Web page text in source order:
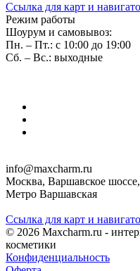
Ссылка для карт и
Режим работы
Шоурум и самовывоз:
Пн. – Пт.: с 10:00 до 19:00
Сб. – Вс.: выходные
info@maxcharm.ru
Москва, Варшавское
Метро Варшавская
Ссылка для карт и
© 2026 Maxcharm.ru -
косметики
Конфиденциальность